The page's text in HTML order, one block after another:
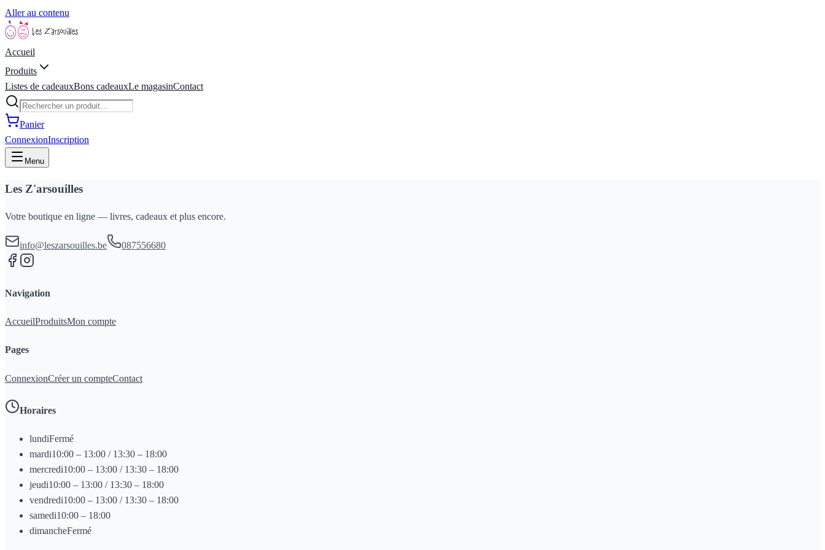
Aller au contenu
Accueil
Produits
Listes de cadeauxBons cadeauxLe magasinContact
Panier
ConnexionInscription
Menu
Les Z'arsouilles
Votre boutique en ligne — livres, cadeaux et plus encore.
info@leszarsouilles.be 087556680
Navigation
AccueilProduitsMon compte
Pages
ConnexionCréer un compteContact
Horaires
lundiFermé
mardi10:00 – 13:00 / 13:30 – 18:00
mercredi10:00 – 13:00 / 13:30 – 18:00
jeudi10:00 – 13:00 / 13:30 – 18:00
vendredi10:00 – 13:00 / 13:30 – 18:00
samedi10:00 – 18:00
dimancheFermé